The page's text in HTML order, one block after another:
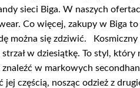
sieci Biga. W naszych
Co więcej, zakupy w Biga
można się zdziwić.
w dziesiątkę. To styl,
w markowych
jej częścią, nosząc odzież z